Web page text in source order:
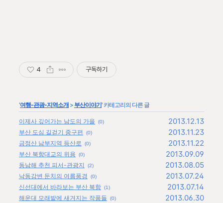
4 구독하기
'여행-관광-지역소개 > 부산이야기' 카테고리의 다른 글
이제사 깊어가는 남도의 가을 (0) 2013.12.13
부산 도심 길걷기 중구편 (0) 2013.11.23
금정산 남부지역 등산로 (0) 2013.11.22
부산 북항대교의 위용 (0) 2013.09.09
동남해 추천 피서-관광지 (2) 2013.08.05
낙동강변 둔치의 여름풍경 (0) 2013.07.24
신선대에서 바라보는 부산 북항 (1) 2013.07.14
해운대 모래밭에 새겨지는 작품들 (0) 2013.06.30